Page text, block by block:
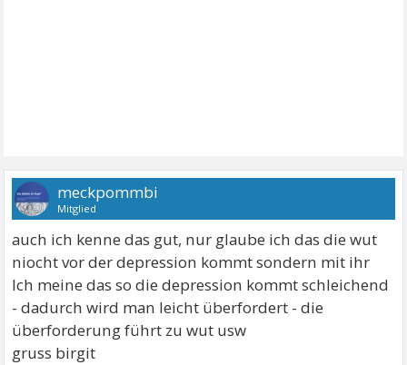
meckpommbi
Mitglied
auch ich kenne das gut, nur glaube ich das die wut
niocht vor der depression kommt sondern mit ihr
Ich meine das so die depression kommt schleichend
- dadurch wird man leicht überfordert - die
überforderung führt zu wut usw
gruss birgit